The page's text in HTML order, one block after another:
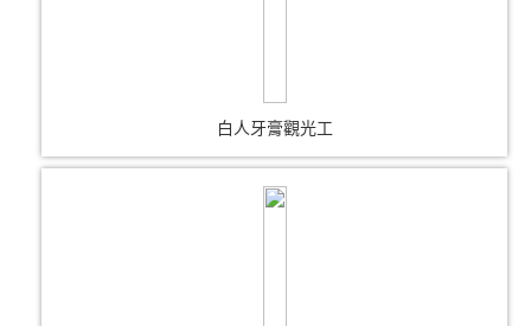
白人牙膏觀光工